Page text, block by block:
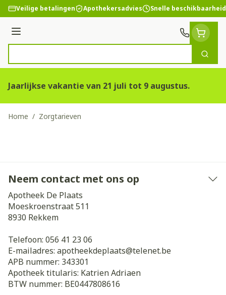
Ga naar de inhoud
Veilige betalingen Apothekersadvies Snelle beschikbaarheid
Menu
Zoek
Jaarlijkse vakantie van 21 juli tot 9 augustus.
Home / Zorgtarieven
Neem contact met ons op
Apotheek De Plaats
Moeskroenstraat 511
8930 Rekkem
Telefoon: 056 41 23 06
E-mailadres: apotheekdeplaats@telenet.be
APB nummer: 343301
Apotheek titularis: Katrien Adriaen
BTW nummer: BE0447808616